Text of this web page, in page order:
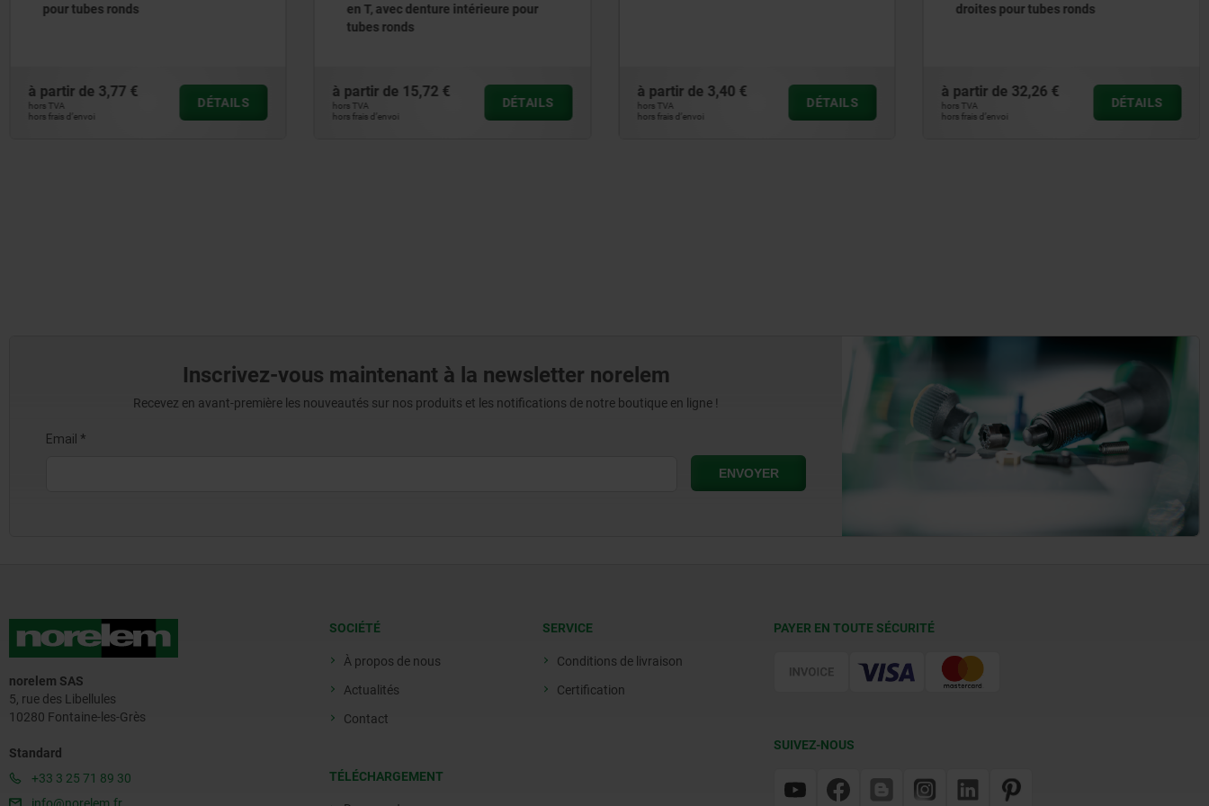
en T, avec denture intérieure pour
à partir de 15,72 €
hors frais d’envoi
DÉTAILS
à partir de 3,40 €
hors frais d’envoi
DÉTAILS
à partir de 32,26 €
hors frais d’envoi
DÉTAILS
aluminium
à partir de 32,26 €
hors frais d’envoi
Inscrivez-vous maintenant à la newsletter norelem
Recevez en avant-première les nouveautés sur nos produits et les notifications de notre boutique en ligne !
norelem SAS
5, rue des Libellules
10280 Fontaine-les-Grès
Standard
+33 3 25 71 89 30
SOCIÉTÉ
À propos de nous
Actualités
Contact
TÉLÉCHARGEMENT
SERVICE
Conditions de livraison
Certification
PAYER EN TOUTE SÉCURITÉ
SUIVEZ-NOUS